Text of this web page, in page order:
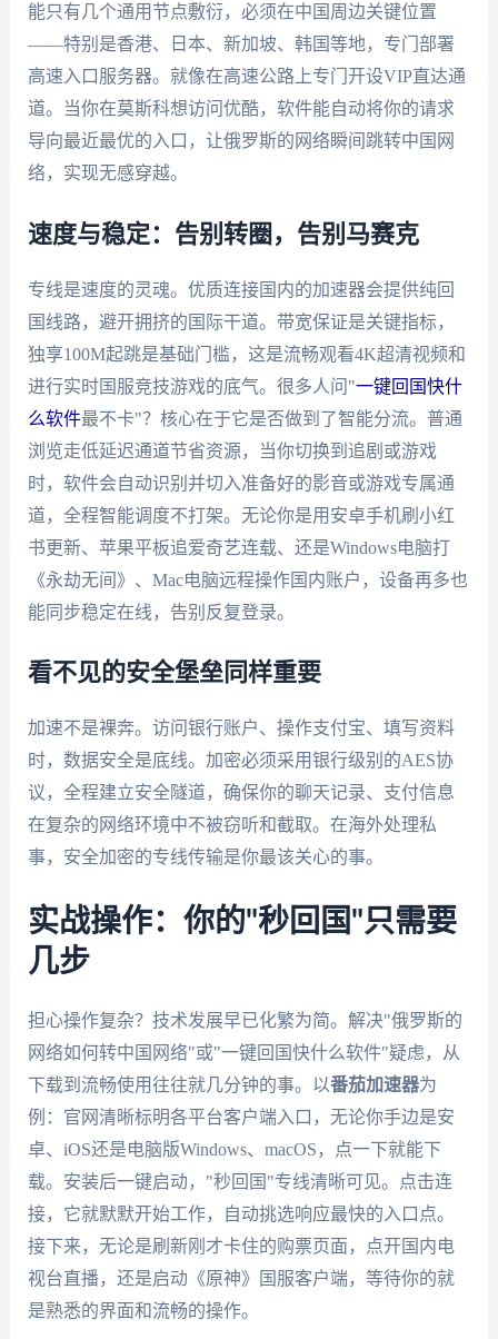
能只有几个通用节点敷衍，必须在中国周边关键位置
——特别是香港、日本、新加坡、韩国等地，专门部署
高速入口服务器。就像在高速公路上专门开设VIP直达通
道。当你在莫斯科想访问优酷，软件能自动将你的请求
导向最近最优的入口，让俄罗斯的网络瞬间跳转中国网
络，实现无感穿越。
速度与稳定：告别转圈，告别马赛克
专线是速度的灵魂。优质连接国内的加速器会提供纯回
国线路，避开拥挤的国际干道。带宽保证是关键指标，
独享100M起跳是基础门槛，这是流畅观看4K超清视频和
进行实时国服竞技游戏的底气。很多人问"一键回国快什
么软件最不卡"？核心在于它是否做到了智能分流。普通
浏览走低延迟通道节省资源，当你切换到追剧或游戏
时，软件会自动识别并切入准备好的影音或游戏专属通
道，全程智能调度不打架。无论你是用安卓手机刷小红
书更新、苹果平板追爱奇艺连载、还是Windows电脑打
《永劫无间》、Mac电脑远程操作国内账户，设备再多也
能同步稳定在线，告别反复登录。
看不见的安全堡垒同样重要
加速不是裸奔。访问银行账户、操作支付宝、填写资料
时，数据安全是底线。加密必须采用银行级别的AES协
议，全程建立安全隧道，确保你的聊天记录、支付信息
在复杂的网络环境中不被窃听和截取。在海外处理私
事，安全加密的专线传输是你最该关心的事。
实战操作：你的"秒回国"只需要
几步
担心操作复杂？技术发展早已化繁为简。解决"俄罗斯的
网络如何转中国网络"或"一键回国快什么软件"疑虑，从
下载到流畅使用往往就几分钟的事。以番茄加速器为
例：官网清晰标明各平台客户端入口，无论你手边是安
卓、iOS还是电脑版Windows、macOS，点一下就能下
载。安装后一键启动，"秒回国"专线清晰可见。点击连
接，它就默默开始工作，自动挑选响应最快的入口点。
接下来，无论是刷新刚才卡住的购票页面，点开国内电
视台直播，还是启动《原神》国服客户端，等待你的就
是熟悉的界面和流畅的操作。